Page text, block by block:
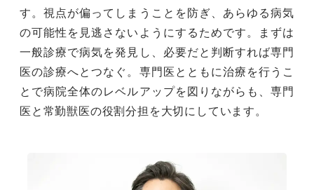
す。視点が偏ってしまうことを防ぎ、あらゆる病気
の可能性を見逃さないようにするためです。まずは
一般診療で病気を発見し、必要だと判断すれば専門
医の診療へとつなぐ。専門医とともに治療を行うこ
とで病院全体のレベルアップを図りながらも、専門
医と常勤獣医の役割分担を大切にしています。